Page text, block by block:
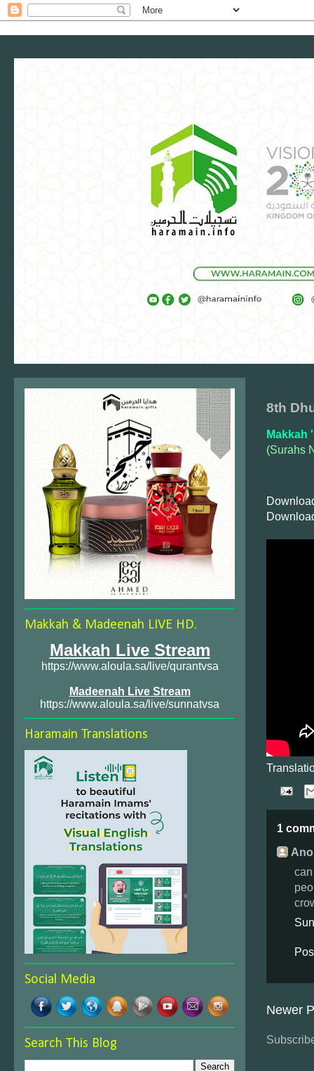
8th
Makkah
(Surahs
1
Newer
Makkah & Madeenah LIVE HD.
Makkah Live Stream
https://www.aloula.sa/live/qurantvsa
Madeenah Live Stream
https://www.aloula.sa/live/sunnatvsa
Haramain Translations
Social Media
Search This Blog